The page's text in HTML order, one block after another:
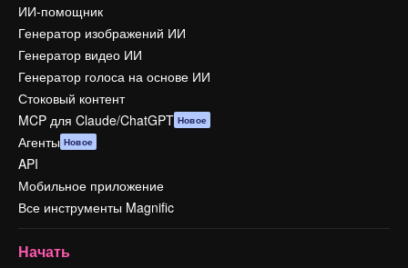
ИИ-помощник
Генератор изображений ИИ
Генератор видео ИИ
Генератор голоса на основе ИИ
Стоковый контент
MCP для Claude/ChatGPT Новое
Агенты Новое
API
Мобильное приложение
Все инструменты Magnific
Начать